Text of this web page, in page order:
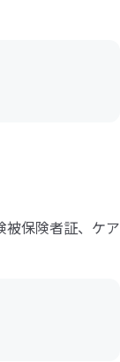
被保険者証、ケア